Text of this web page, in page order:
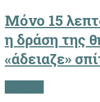
Μόνο 15
η δράση της
«άδειαζε»